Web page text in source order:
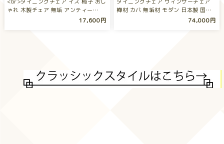
ゃれ 木製チェア 無垢 アンティー…
17,600円
樺材 カバ 無垢材 モダン 日本製 国
74,000円